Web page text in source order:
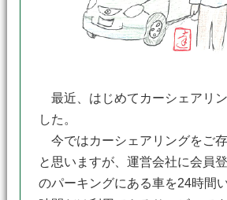
最近、はじめてカーシェアリ
した。
今ではカーシェアリングをご
と思いますが、運営会社に会員
のパーキングにある車を24時間